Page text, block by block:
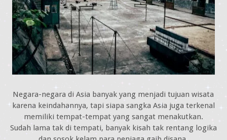
Negara-negara di Asia banyak yang menjadi tujuan wisata
karena keindahannya, tapi siapa sangka Asia juga terkenal
memiliki tempat-tempat yang sangat menakutkan.
Sudah lama tak di tempati, banyak kisah tak rentang logika